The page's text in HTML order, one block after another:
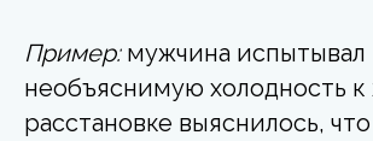
Пример:мужчина испытывал
необъяснимую холодность
расстановке выяснилось,